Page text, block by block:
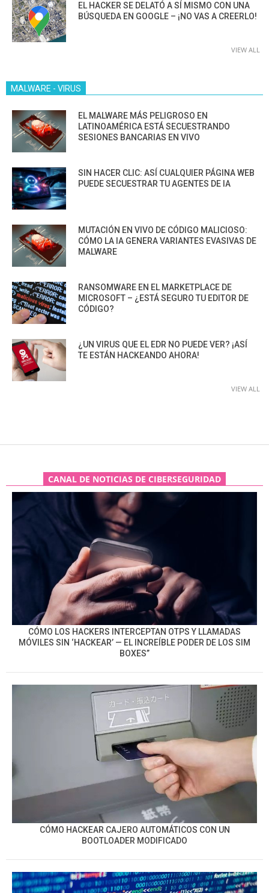
EL HACKER SE DELATÓ A SÍ MISMO CON UNA
BÚSQUEDA EN GOOGLE – ¡NO VAS A CREERLO!
VIEW ALL
MALWARE - VIRUS
EL MALWARE MÁS PELIGROSO EN
LATINOAMÉRICA ESTÁ SECUESTRANDO
SESIONES BANCARIAS EN VIVO
SIN HACER CLIC: ASÍ CUALQUIER PÁGINA WEB
PUEDE SECUESTRAR TU AGENTES DE IA
MUTACIÓN EN VIVO DE CÓDIGO MALICIOSO:
CÓMO LA IA GENERA VARIANTES EVASIVAS DE
MALWARE
RANSOMWARE EN EL MARKETPLACE DE
MICROSOFT – ¿ESTÁ SEGURO TU EDITOR DE
CÓDIGO?
¿UN VIRUS QUE EL EDR NO PUEDE VER? ¡ASÍ
TE ESTÁN HACKEANDO AHORA!
VIEW ALL
CANAL DE NOTICIAS DE CIBERSEGURIDAD
CÓMO LOS HACKERS INTERCEPTAN OTPS Y LLAMADAS
MÓVILES SIN ‘HACKEAR’ — EL INCREÍBLE PODER DE LOS SIM
BOXES”
CÓMO HACKEAR CAJERO AUTOMÁTICOS CON UN
BOOTLOADER MODIFICADO